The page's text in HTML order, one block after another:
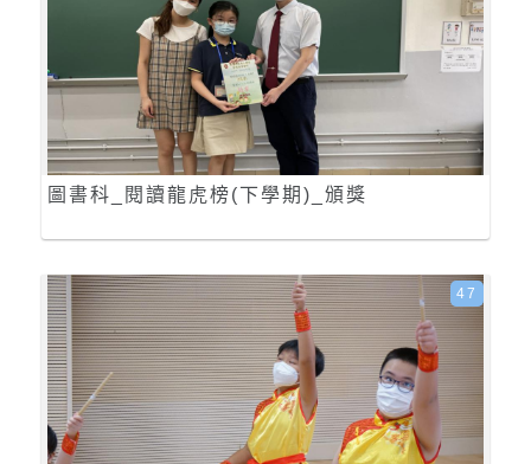
圖書科_閱讀龍虎榜(下學期)_頒獎
47